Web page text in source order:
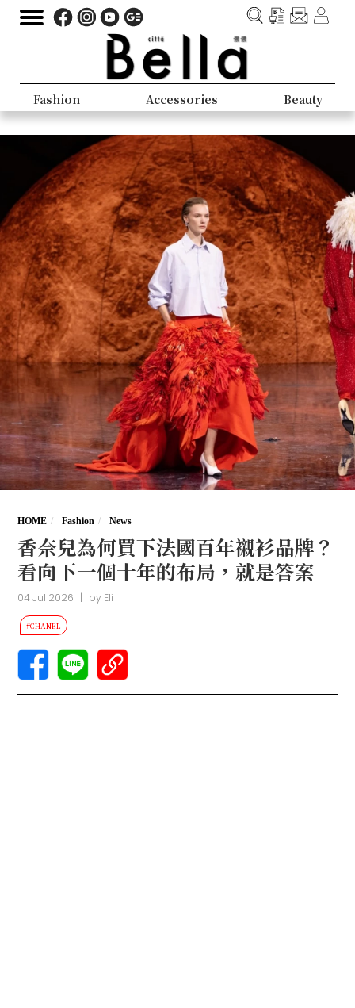
Fashion Accessories Beauty
HOME Fashion News
香奈兒為何買下法國百年襯衫品牌？
看向下一個十年的布局，就是答案
04 Jul 2026 | by Eli
#CHANEL